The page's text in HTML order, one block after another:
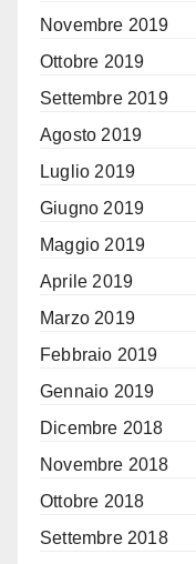
Novembre 2019
Ottobre 2019
Settembre 2019
Agosto 2019
Luglio 2019
Giugno 2019
Maggio 2019
Aprile 2019
Marzo 2019
Febbraio 2019
Gennaio 2019
Dicembre 2018
Novembre 2018
Ottobre 2018
Settembre 2018